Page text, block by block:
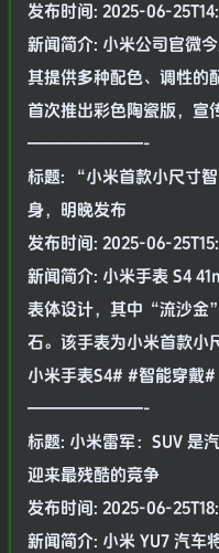
发布时间: 2025-06-
新闻简介: 小米公司官微
其提供多种配色、调性的
首次推出彩色陶瓷版，
———————-
标题: “小米首款小尺寸
身，明晚发布
发布时间: 2025-06-
新闻简介: 小米手表 S4
表体设计，其中“流沙金
石。该手表为小米首款小
小米手表S4# #智能穿戴#
———————-
标题: 小米雷军：SUV 是
迎来最残酷的竞争
发布时间: 2025-06-
新闻简介: 小米 YU7 汽车